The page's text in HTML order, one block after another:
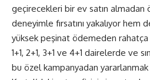
geçirecekleri bir ev satın almadan
deneyimle fırsatını yakalıyor hem
yüksek peşinat ödemeden
1+1, 2+1, 3+1 ve 4+1 dairelerde ve
bu özel kampanyadan